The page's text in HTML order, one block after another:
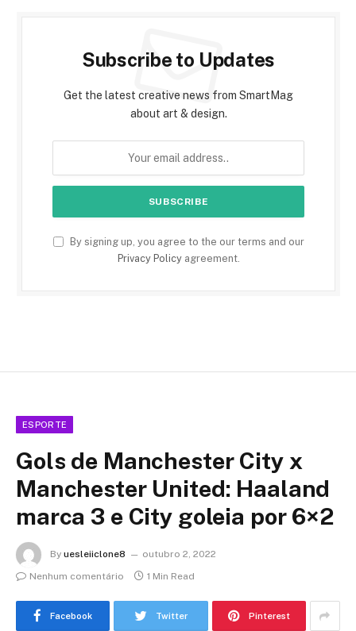
Subscribe to Updates
Get the latest creative news from SmartMag
about art & design.
By signing up, you agree to the our terms and our
Privacy Policyagreement.
ESPORTE
Gols de Manchester City x
Manchester United: Haaland
marca 3 e City goleia por 6×2
By uesleiiclone8
outubro 2, 2022
Nenhum comentário
1 Min Read
Facebook Twitter Pinterest